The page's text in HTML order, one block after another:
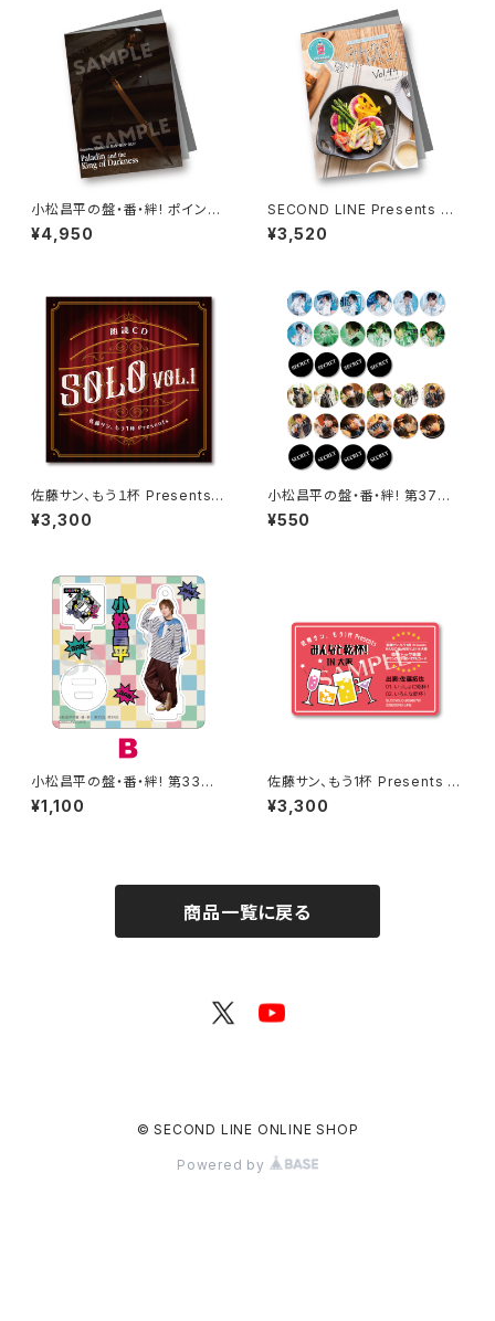
小松昌平の盤・番・絆! ポイント
カード特典撮影記念 フォトブッ
ク
¥4,950
SECOND LINE Presents み
んなに会いに行くよ! 第44回 in
山形 パンフレット
¥3,520
佐藤サン、もう１杯 Presents
朗読CD SOLO Vol.1
¥3,300
小松昌平の盤・番・絆! 第37回、
第38回 缶バッジ ※ランダム
販売
¥550
小松昌平の盤・番・絆! 第33回、
第34回 アクリルスタンド B
¥1,100
佐藤サン、もう1杯 Presents み
んなに会いに行くよ！IN 大阪 乾
杯トーク音源「みんなと乾杯! IN
¥3,300
商品一覧に戻る
© SECOND LINE ONLINE SHOP
Powered by